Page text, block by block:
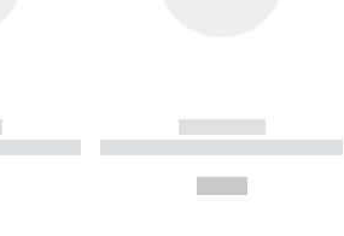
----------
------------
----------- ----------- ----------